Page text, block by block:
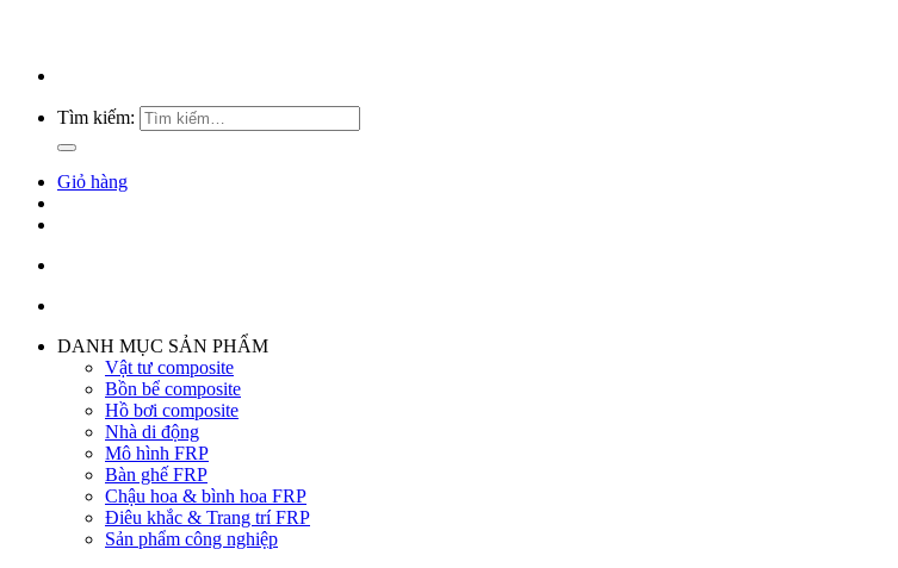
Tìm kiếm:
Giỏ hàng
DANH MỤC SẢN PHẨM
Vật tư composite
Bồn bể composite
Hồ bơi composite
Nhà di động
Mô hình FRP
Bàn ghế FRP
Chậu hoa & bình hoa FRP
Điêu khắc & Trang trí FRP
Sản phẩm công nghiệp